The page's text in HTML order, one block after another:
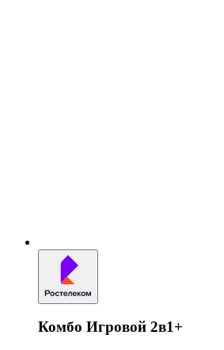
Комбо Игровой 2в1+